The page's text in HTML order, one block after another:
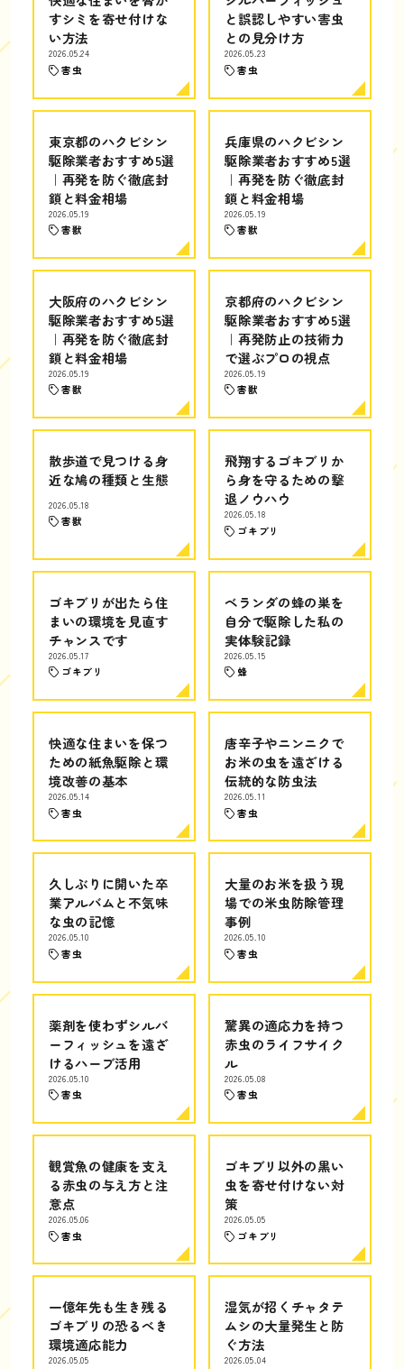
すシミを寄せ付けな
い方法
2026.05.24
害虫
と誤認しやすい害虫
との見分け方
2026.05.23
害虫
東京都のハクビシン
駆除業者おすすめ5選
｜再発を防ぐ徹底封
鎖と料金相場
2026.05.19
害獣
兵庫県のハクビシン
駆除業者おすすめ5選
｜再発を防ぐ徹底封
鎖と料金相場
2026.05.19
害獣
大阪府のハクビシン
駆除業者おすすめ5選
｜再発を防ぐ徹底封
鎖と料金相場
2026.05.19
害獣
京都府のハクビシン
駆除業者おすすめ5選
｜再発防止の技術力
で選ぶプロの視点
2026.05.19
害獣
散歩道で見つける身
近な鳩の種類と生態
2026.05.18
害獣
飛翔するゴキブリか
ら身を守るための撃
退ノウハウ
2026.05.18
ゴキブリ
ゴキブリが出たら住
まいの環境を見直す
チャンスです
2026.05.17
ゴキブリ
ベランダの蜂の巣を
自分で駆除した私の
実体験記録
2026.05.15
蜂
快適な住まいを保つ
ための紙魚駆除と環
境改善の基本
2026.05.14
害虫
唐辛子やニンニクで
お米の虫を遠ざける
伝統的な防虫法
2026.05.11
害虫
久しぶりに開いた卒
業アルバムと不気味
な虫の記憶
2026.05.10
害虫
大量のお米を扱う現
場での米虫防除管理
事例
2026.05.10
害虫
薬剤を使わずシルバ
ーフィッシュを遠ざ
けるハーブ活用
2026.05.10
害虫
驚異の適応力を持つ
赤虫のライフサイク
ル
2026.05.08
害虫
観賞魚の健康を支え
る赤虫の与え方と注
意点
2026.05.06
害虫
ゴキブリ以外の黒い
虫を寄せ付けない対
策
2026.05.05
ゴキブリ
一億年先も生き残る
ゴキブリの恐るべき
環境適応能力
2026.05.05
湿気が招くチャタテ
ムシの大量発生と防
ぐ方法
2026.05.04